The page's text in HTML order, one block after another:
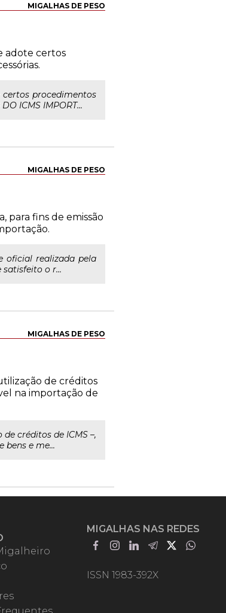
MIGALHAS DE PESO
adote certos
procedimentos
ICMS IMPORT...
MIGALHAS DE PESO
fins de emissão
oficial realizada pela
o r...
MIGALHAS DE PESO
de créditos
na importação de
créditos de ICMS –,
e me...
MIGALHAS NAS REDES
ISSN 1983-392X